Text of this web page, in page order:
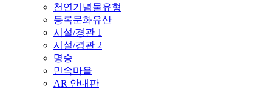
천연기념물유형
등록문화유산
시설/경관 1
시설/경관 2
명승
민속마을
AR 안내판